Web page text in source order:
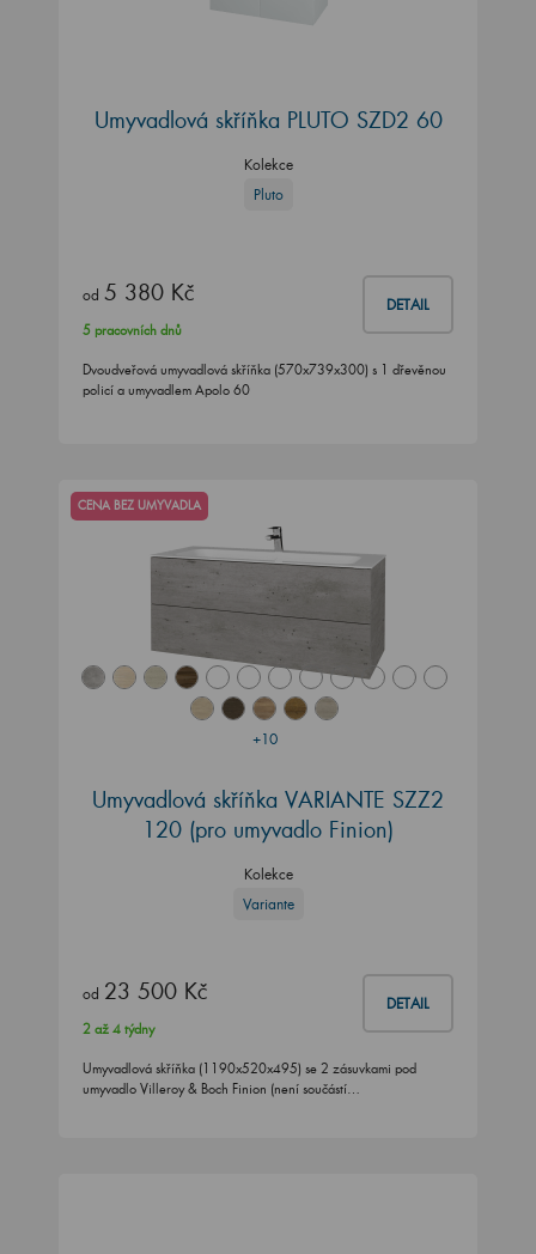
Umyvadlová skříňka PLUTO SZD2 60
Kolekce
Pluto
od 5 380 Kč DETAIL
5 pracovních dnů
Dvoudveřová umyvadlová skříňka (570x739x300) s 1 dřevěnou
policí a umyvadlem Apolo 60
+10
CENA BEZ UMYVADLA
Umyvadlová skříňka VARIANTE SZZ2
120 (pro umyvadlo Finion)
Kolekce
Variante
od 23 500 Kč DETAIL
2 až 4 týdny
Umyvadlová skříňka (1190x520x495) se 2 zásuvkami pod
umyvadlo Villeroy & Boch Finion (není součástí…